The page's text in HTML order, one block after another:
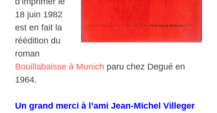
18 juin 1982
est en fait la
réédition du
roman
Bouillabaisse à Munich paru chez Degué en
1964.
Un grand merci à l’ami Jean-Michel Villeger